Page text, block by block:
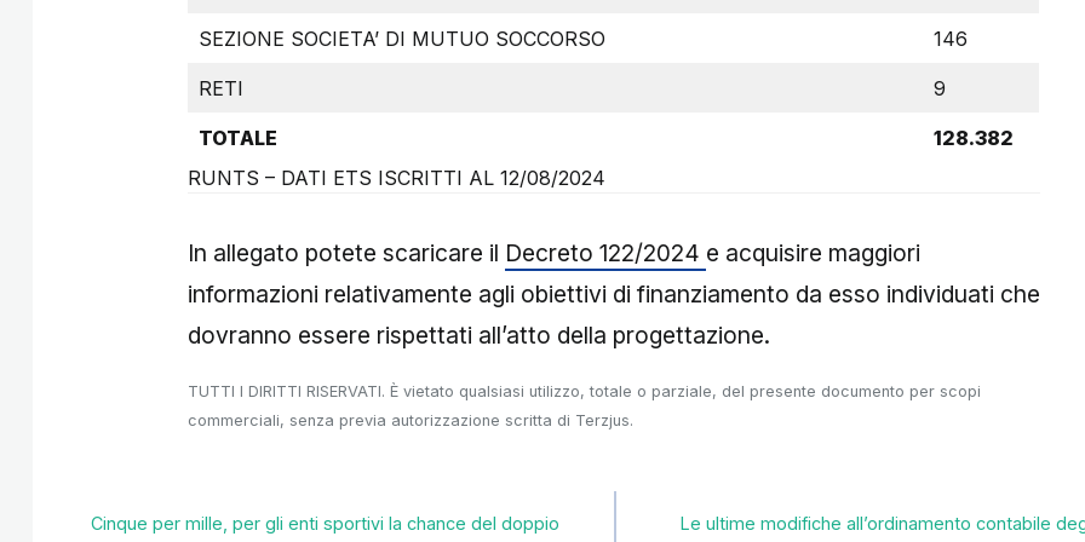
SEZIONE SOCIETA’ DI MUTUO SOCCORSO 146
RETI 9
TOTALE
128.382
RUNTS – DATI ETS ISCRITTI AL 12/08/2024
In allegato potete scaricare il Decreto 122/2024 e acquisire maggiori
informazioni relativamente agli obiettivi di finanziamento da esso individuati che
dovranno essere rispettati all’atto della progettazione.
TUTTI I DIRITTI RISERVATI. È vietato qualsiasi utilizzo, totale o parziale, del presente documento per scopi
commerciali, senza previa autorizzazione scritta di Terzjus.
Cinque per mille, per gli enti sportivi la chance del doppio
Le ultime modifiche all’ordinamento contabile